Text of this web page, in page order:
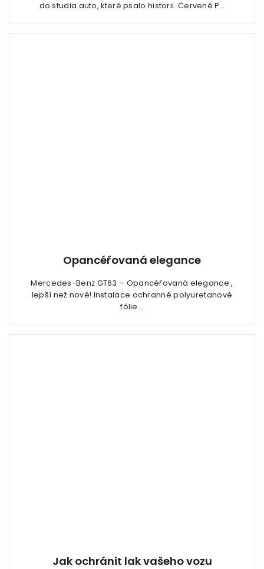
do studia auto, které psalo historii. Červené P...
Opancéřovaná elegance
Mercedes-Benz GT63 – Opancéřovaná elegance ,
lepší než nové! Instalace ochranné polyuretanové
fólie...
Jak ochránit lak vašeho vozu